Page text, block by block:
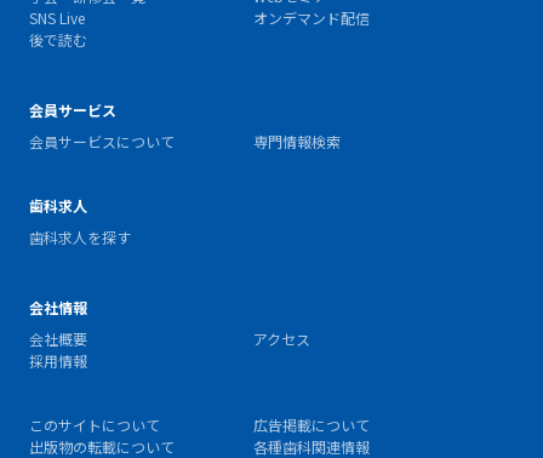
SNS Live
オンデマンド配信
後で読む
会員サービス
会員サービスについて
専門情報検索
歯科求人
歯科求人を探す
会社情報
会社概要
アクセス
採用情報
このサイトについて
広告掲載について
出版物の転載について
各種歯科関連情報